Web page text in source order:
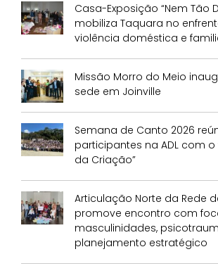
Casa-Exposição “Nem Tão
mobiliza Taquara no
violência doméstica e
Missão Morro do Meio
sede em Joinville
Semana de Canto 2026
participantes na ADL com
da Criação”
Articulação Norte da Rede
promove encontro com
masculinidades,
planejamento estratégico